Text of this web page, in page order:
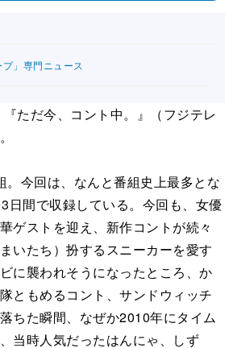
」専門ニュース
ただ今、コント中。』（フジテレ
今回は、なんと番組史上最多とな
日間で収録している。今回も、女優
ゲストを迎え、新作コントが続々
いたち）扮するスニーカーを愛す
に襲われそうになったところ、か
ともめるコント、サンドウィッチ
ちた瞬間、なぜか2010年にタイム
当時人気だったはんにゃ、しず